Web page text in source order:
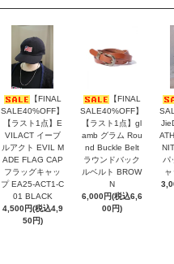
【FINAL
SALE40%OFF】
【ラスト1点】E
VILACT イーブ
ルアクト EVIL M
ADE FLAG CAP
フラッグキャッ
プ EA25-ACT1-C
01 BLACK
4,500円(税込4,9
50円)
【FINAL
SALE40%OFF】
【ラスト1点】gl
amb グラム Rou
nd Buckle Belt
ラウンドバック
ルベルト BROW
N
6,000円(税込6,6
00円)
パ